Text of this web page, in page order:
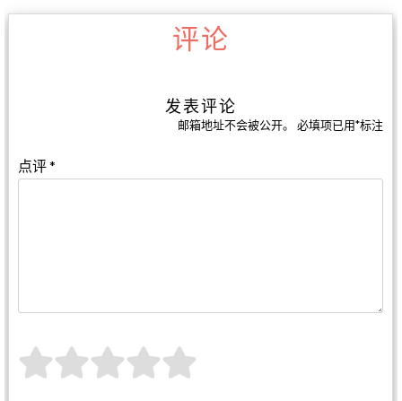
评论
发表评论
邮箱地址不会被公开。 必填项已用*标注
点评*